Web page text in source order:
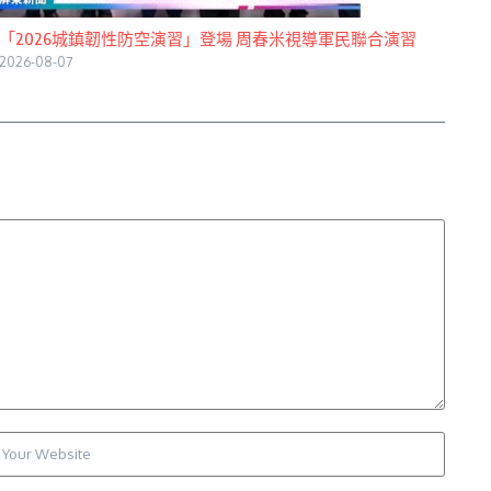
「2026城鎮韌性防空演習」登場 周春米視導軍民聯合演習
2026-08-07